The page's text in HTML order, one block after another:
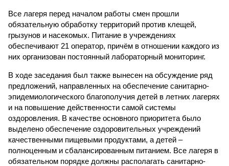
Все лагеря перед началом работы смен прошли
обязательную обработку территорий против клещей,
грызунов и насекомых. Питание в учреждениях
обеспечивают 21 оператор, причём в отношении каждого из
них организован постоянный лабораторный мониторинг.
В ходе заседания был также вынесен на обсуждение ряд
предложений, направленных на обеспечение санитарно-
эпидемиологического благополучия детей в летних лагерях
и на повышение действенности самой системы
оздоровления. В качестве основного приоритета было
выделено обеспечение оздоровительных учреждений
качественными пищевыми продуктами, а детей –
полноценным и сбалансированным питанием. Все лагеря в
обязательном порядке должны располагать санитарно-